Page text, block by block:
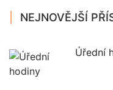
NEJNOVĚJŠÍ
Úřední